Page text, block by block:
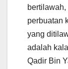
perbuatan
yang
adalah
Qadir Bin